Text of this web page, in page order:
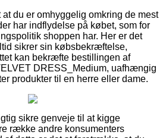
du er omhyggelig omkring de mest
har indflydelse på købet, som for
shoppen har. Her er det
sikrer sin købsbekræftelse,
kan bekræfte bestillingen af
DRESS_Medium, uafhængig
produkter til en herre eller dame.
sikre genveje til at kigge
række andre konsumenters